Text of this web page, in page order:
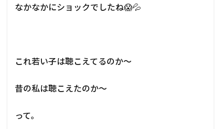
なかなかにショックでしたね😱💦
これ若い子は聴こえてるのか～
昔の私は聴こえたのか～
って。